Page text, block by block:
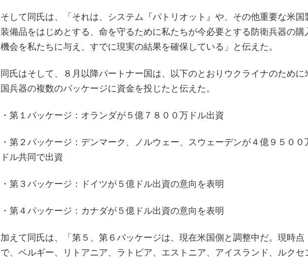
そして同氏は、「それは、システム『パトリオット』や、その他重要な米国
装備品をはじめとする、命を守るために私たちが今必要とする防衛兵器の購
機会を私たちに与え、すでに現実の結果を確保している」と伝えた。
同氏はそして、８月以降パートナー国は、以下のとおりウクライナのために
国兵器の複数のパッケージに資金を投じたと伝えた。
・第１パッケージ：オランダが５億７８００万ドル出資
・第２パッケージ：デンマーク、ノルウェー、スウェーデンが４億９５００
ドル共同で出資
・第３パッケージ：ドイツが５億ドル出資の意向を表明
・第４パッケージ：カナダが５億ドル出資の意向を表明
加えて同氏は、「第５、第６パッケージは、現在米国側と調整中だ。現時点
で、ベルギー、リトアニア、ラトビア、エストニア、アイスランド、ルクセ